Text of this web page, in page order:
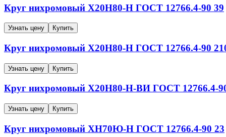
Круг нихромовый Х20Н80-Н ГОСТ 12766.4-90 39
Узнать цену Купить
Круг нихромовый Х20Н80-Н ГОСТ 12766.4-90
Узнать цену Купить
Круг нихромовый Х20Н80-Н-ВИ ГОСТ 12766.4-
Узнать цену Купить
Круг нихромовый ХН70Ю-Н ГОСТ 12766.4-90 23